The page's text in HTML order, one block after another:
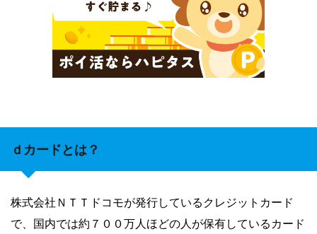
ｄカードとは？
株式会社ＮＴＴドコモが発行しているクレジットカード
で、国内では約７００万人ほどの人が保有しているカード